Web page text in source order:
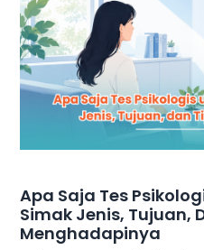
Apa Saja Tes
Simak Jenis, Tujuan,
Menghadapinya